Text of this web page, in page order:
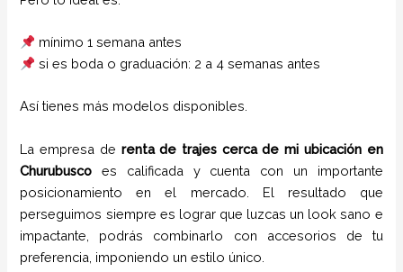
mínimo 1 semana antes
si es boda o graduación: 2 a 4 semanas antes
Así tienes más modelos disponibles.
La empresa de renta de trajes cerca de mi ubicación en
Churubusco
es calificada y cuenta con un importante
posicionamiento en el mercado. El resultado que
perseguimos siempre es lograr que luzcas un look sano e
impactante, podrás combinarlo con accesorios de tu
preferencia, imponiendo un estilo único.